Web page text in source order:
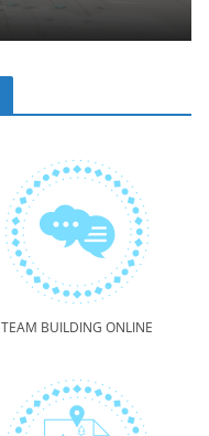
TEAM BUILDING ONLINE